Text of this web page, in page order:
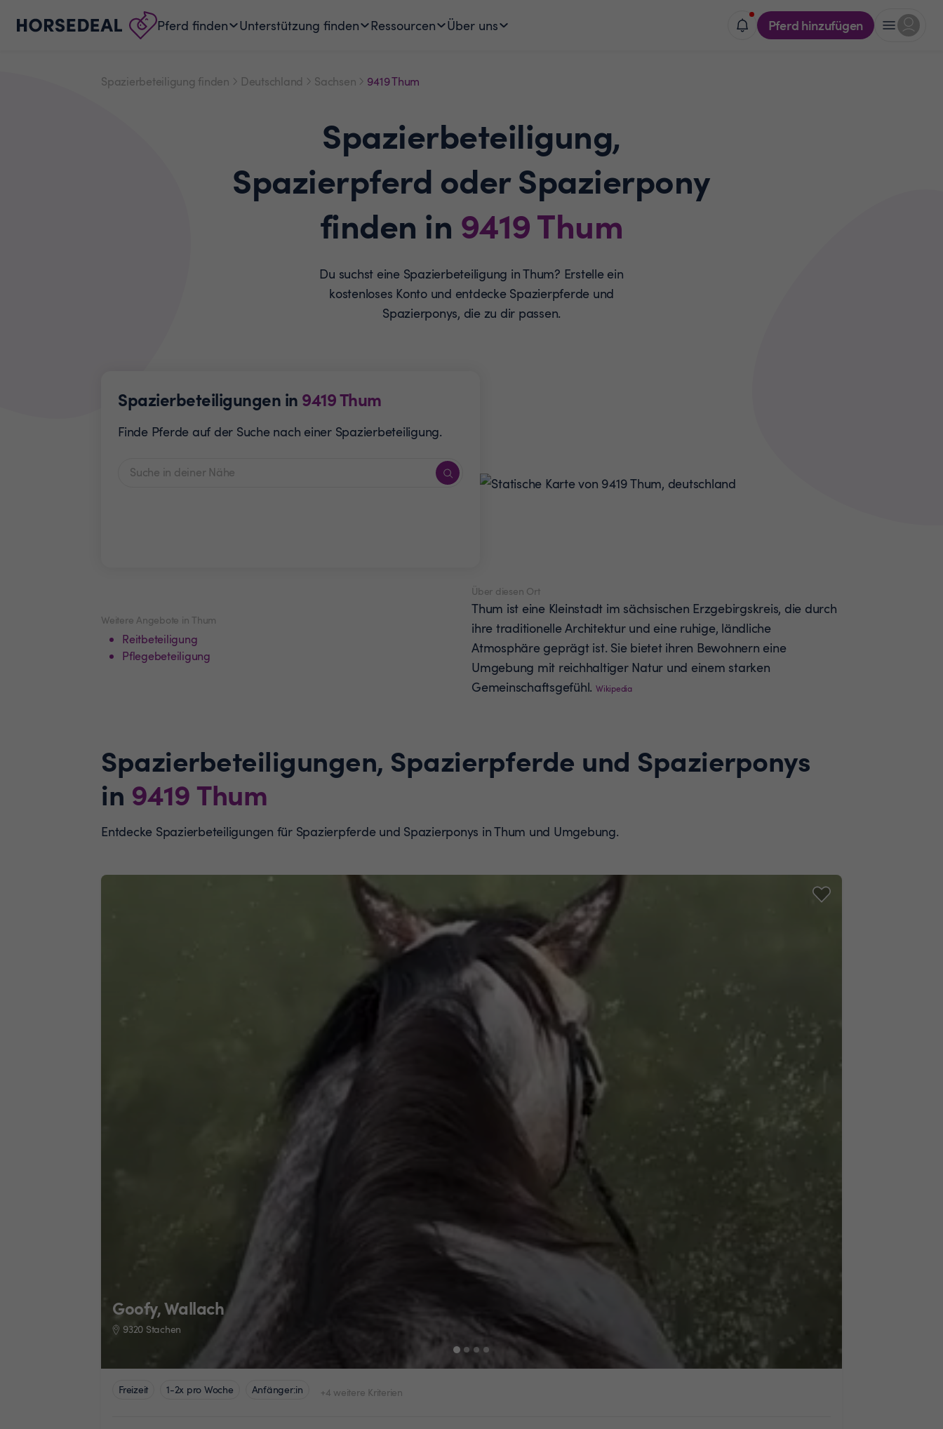
Pferd finden Unterstützung finden Ressourcen Über uns Pferd hinzufügen
Spazierbeteiligung finden Deutschland Sachsen 9419 Thum
Spazierbeteiligung,
Spazierpferd oder Spazierpony
finden in 9419Thum
Du suchst eine Spazierbeteiligung in Thum? Erstelle ein
kostenloses Konto und entdecke Spazierpferde und
Spazierponys, die zu dir passen.
Spazierbeteiligungen in 9419Thum
Finde Pferde auf der Suche nach einer Spazierbeteiligung.
Weitere Angebote in Thum
Reitbeteiligung
Pflegebeteiligung
Über diesen Ort
Thum ist eine Kleinstadt im sächsischen Erzgebirgskreis, die durch
ihre traditionelle Architektur und eine ruhige, ländliche
Atmosphäre geprägt ist. Sie bietet ihren Bewohnern eine
Umgebung mit reichhaltiger Natur und einem starken
Gemeinschaftsgefühl. Wikipedia
Spazierbeteiligungen, Spazierpferde und Spazierponys
in 9419Thum
Entdecke Spazierbeteiligungen für Spazierpferde und Spazierponys in Thum und Umgebung.
Goofy, Wallach
9320 Stachen
Freizeit 1-2x pro Woche Anfänger:in +4 weitere Kriterien